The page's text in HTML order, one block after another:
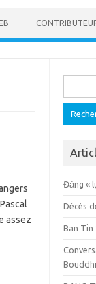
assez
Đảng «
Décès
Ban Tin